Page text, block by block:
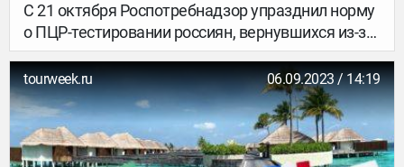
С 21 октября Роспотребнадзор упразднил норму
о ПЦР-тестировании россиян, вернувшихся из-за
рубежа. Справки о проверках на ковид теперь не
требуются и от прибывающих в РФ
иностранцев…
tourweek.ru 06.09.2023 / 14:19